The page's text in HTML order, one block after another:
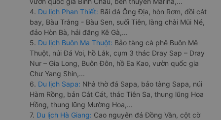
4. Du lịch Phan Thiết: Bãi đá Ông Địa, hòn Rơm, đồi cát
bay, Bàu Trắng - Bàu Sen, suối Tiên, làng chài Mũi Né,
đảo Hòn Bà, hải đăng Kê Gà,...
5. Du lịch Buôn Ma Thuột: Bảo tàng cà phê Buôn Mê
Thuột, núi Đá Voi, hồ Lắk, cụm 3 thác Dray Sap – Dray
Nur – Gia Long, Buôn Đôn, hồ Ea Kao, vườn quốc gia
Chư Yang Shin,...
6. Du lịch Sapa: Nhà thờ đá Sapa, bảo tàng Sapa, núi
Hàm Rồng, bản Cát Cát, thác Tiên Sa, thung lũng Hoa
Hồng, thung lũng Mường Hoa,...
7. Du lịch Hà Giang: Cao nguyên đá Đồng Văn, cột cờ